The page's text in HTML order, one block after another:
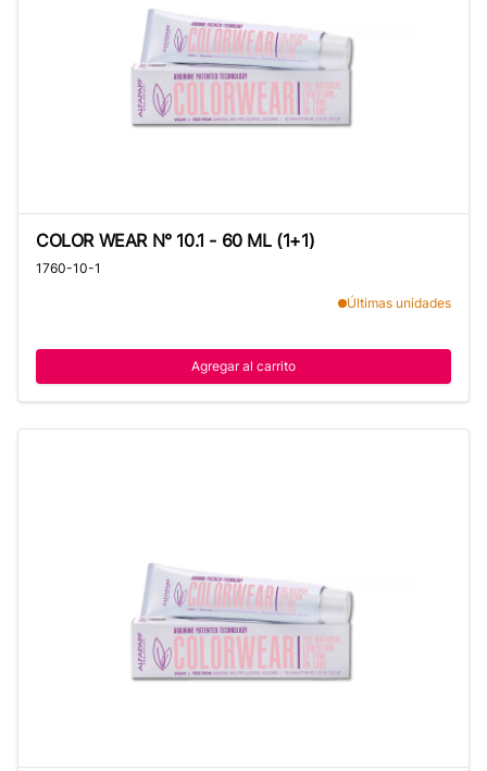
COLOR WEAR N° 10.1 - 60 ML (1+1)
1760-10-1
Últimas unidades
Agregar al carrito